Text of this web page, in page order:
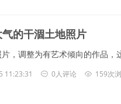
气的干涸土地照片
，调整为有艺术倾向的作品，
11:23:31 0人评论 159次